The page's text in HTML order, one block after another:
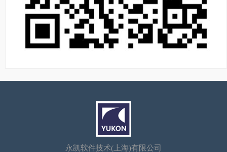
永凯软件技术(上海)有限公司